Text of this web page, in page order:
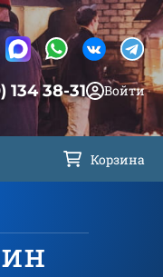
134 38-31 Войти
Корзина